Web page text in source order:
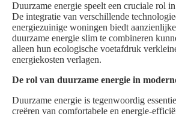
Duurzame energie speelt een cruciale rol
De integratie van verschillende
energiezuinige woningen biedt
duurzame energie slim te combineren
alleen hun ecologische voetafdruk
energiekosten verlagen.
De rol van duurzame energie in
Duurzame energie is tegenwoordig
creëren van comfortabele en energie-